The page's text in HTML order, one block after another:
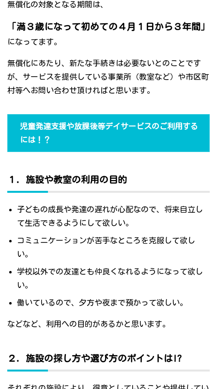
無償化の対象となる期間は、
「満３歳になって初めての４月１日から３年間」
になってます。
無償化にあたり、新たな手続きは必要ないとのことです
が、サービスを提供している事業所（教室など）や市区町
村等へお問い合わせ頂ければと思います。
児童発達支援や放課後等デイサービスのご利用する
には！？
１．施設や教室の利用の目的
子どもの成長や発達の遅れが心配なので、将来自立し
て生活できるようにして欲しい。
コミュニケーションが苦手なところを克服して欲し
い。
学校以外での友達とも仲良くなれるようになって欲し
い。
働いているので、夕方や夜まで預かって欲しい。
などなど、利用への目的があるかと思います。
２．施設の探し方や選び方のポイントは!?